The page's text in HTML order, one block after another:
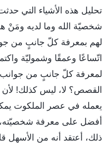
تحليل هذه الأشياء التي
شخصيّة الله وما لديه ومَنْ
لهم بمعرفة كلّ جانبٍ من
اتّساعًا وعمقًا وشموليّة
لمعرفة كلّ جانبٍ من جوانب
القصص؟ لا، ليس كذلك! لأن
يعمله في عصر الملكوت
أفضل على معرفة شخصيّته،
ذلك، أعتقد أنه من الأسهل